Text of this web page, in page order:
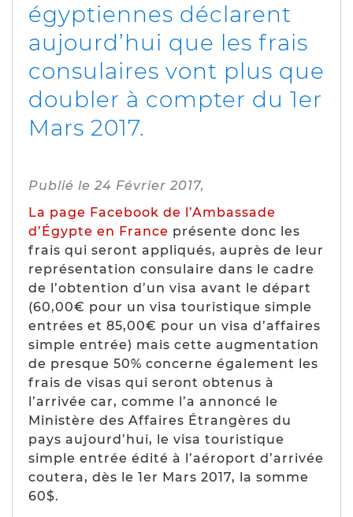
égyptiennes déclarent
aujourd’hui que les frais
consulaires vont plus que
doubler à compter du 1er
Mars 2017.
Publié le 24 Février 2017,
La page Facebook de l’Ambassade
d’Égypte en France présente donc les
frais qui seront appliqués, auprès de leur
représentation consulaire dans le cadre
de l’obtention d’un visa avant le départ
(60,00€ pour un visa touristique simple
entrées et 85,00€ pour un visa d’affaires
simple entrée) mais cette augmentation
de presque 50% concerne également les
frais de visas qui seront obtenus à
l’arrivée car, comme l’a annoncé le
Ministère des Affaires Étrangères du
pays aujourd’hui, le visa touristique
simple entrée édité à l’aéroport d’arrivée
coutera, dès le 1er Mars 2017, la somme
60$.